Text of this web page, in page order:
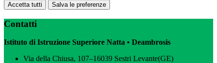
Accetta tutti Salva le preferenze
Contatti
Istituto di Istruzione Superiore Natta • Deambrosis
Via della Chiusa, 107–16039 Sestri Levante(GE)